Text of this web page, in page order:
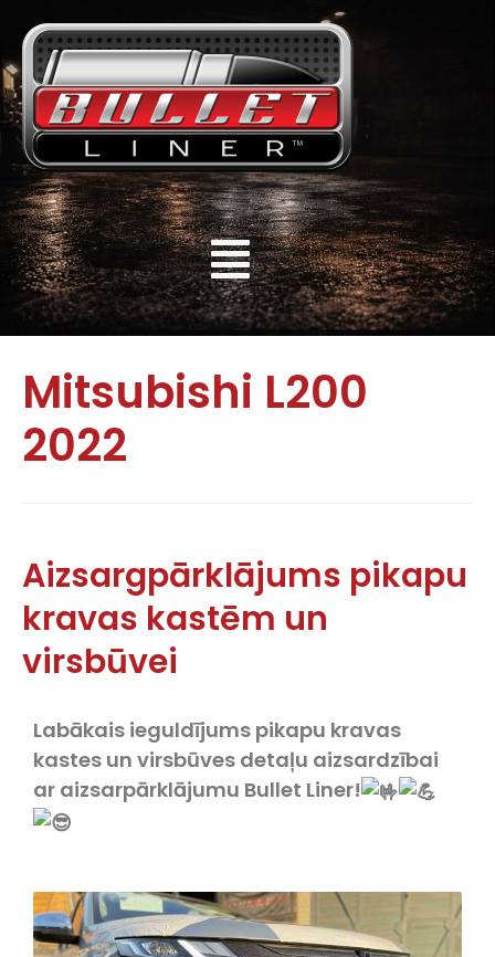
Mitsubishi L200
2022
Aizsargpārklājums pikapu
kravas kastēm un
virsbūvei
Labākais ieguldījums pikapu kravas
kastes un virsbūves detaļu aizsardzībai
ar aizsarpārklājumu Bullet Liner!